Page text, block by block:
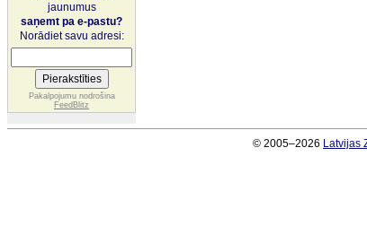
jaunumus
saņemt pa e-pastu?
Norādiet savu adresi:
Pakalpojumu nodrošina
FeedBlitz
© 2005–2026 Latvijas